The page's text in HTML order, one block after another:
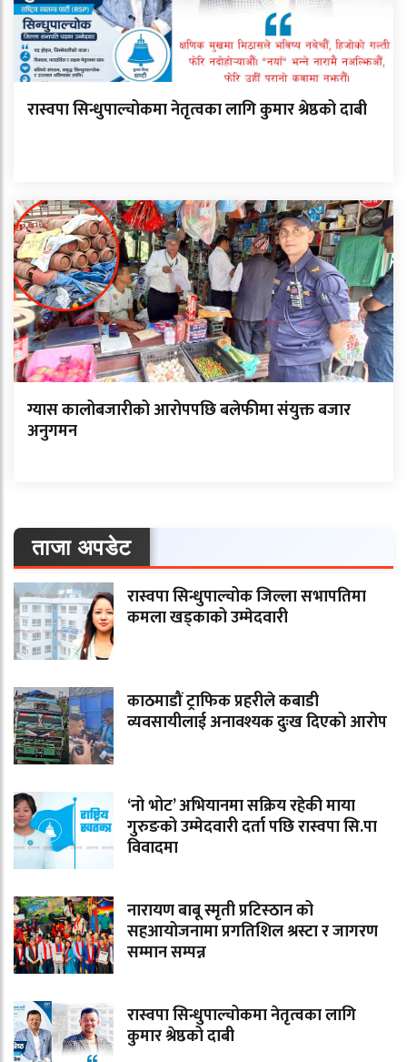
रास्वपा सिन्धुपाल्चोकमा नेतृत्वका लागि कुमार श्रेष्ठको दाबी
ग्यास कालोबजारीको आरोपपछि बलेफीमा संयुक्त बजार
अनुगमन
ताजा अपडेट
रास्वपा सिन्धुपाल्चोक जिल्ला सभापतिमा
कमला खड्काको उम्मेदवारी
काठमाडौं ट्राफिक प्रहरीले कबाडी
व्यवसायीलाई अनावश्यक दुःख दिएको आरोप
‘नो भोट’ अभियानमा सक्रिय रहेकी माया
गुरुङको उम्मेदवारी दर्ता पछि रास्वपा सि.पा
विवादमा
नारायण बाबू स्मृती प्रटिस्ठान को
सहआयोजनामा प्रगतिशिल श्रस्टा र जागरण
सम्मान सम्पन्न
रास्वपा सिन्धुपाल्चोकमा नेतृत्वका लागि
कुमार श्रेष्ठको दाबी